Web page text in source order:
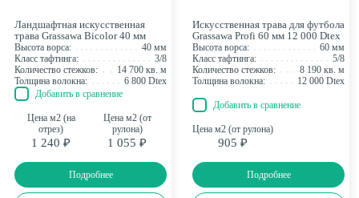
Ландшафтная искусственная
трава Grassawa Bicolor 40 мм
Высота ворса:
40 мм
Класс тафтинга:
3/8
Количество стежков:
14 700 кв. м
Толщина волокна:
6 800 Dtex
Добавить в сравнение
Цена м2 (на
отрез)
1 240 ₽
Цена м2 (от
рулона)
1 055 ₽
Подробнее
Искусственная трава для футбола
Grassawa Profi 60 мм 12 000 Dtex
Высота ворса:
60 мм
Класс тафтинга:
5/8
Количество стежков:
8 190 кв. м
Толщина волокна:
12 000 Dtex
Добавить в сравнение
Цена м2 (от рулона)
905 ₽
Подробнее